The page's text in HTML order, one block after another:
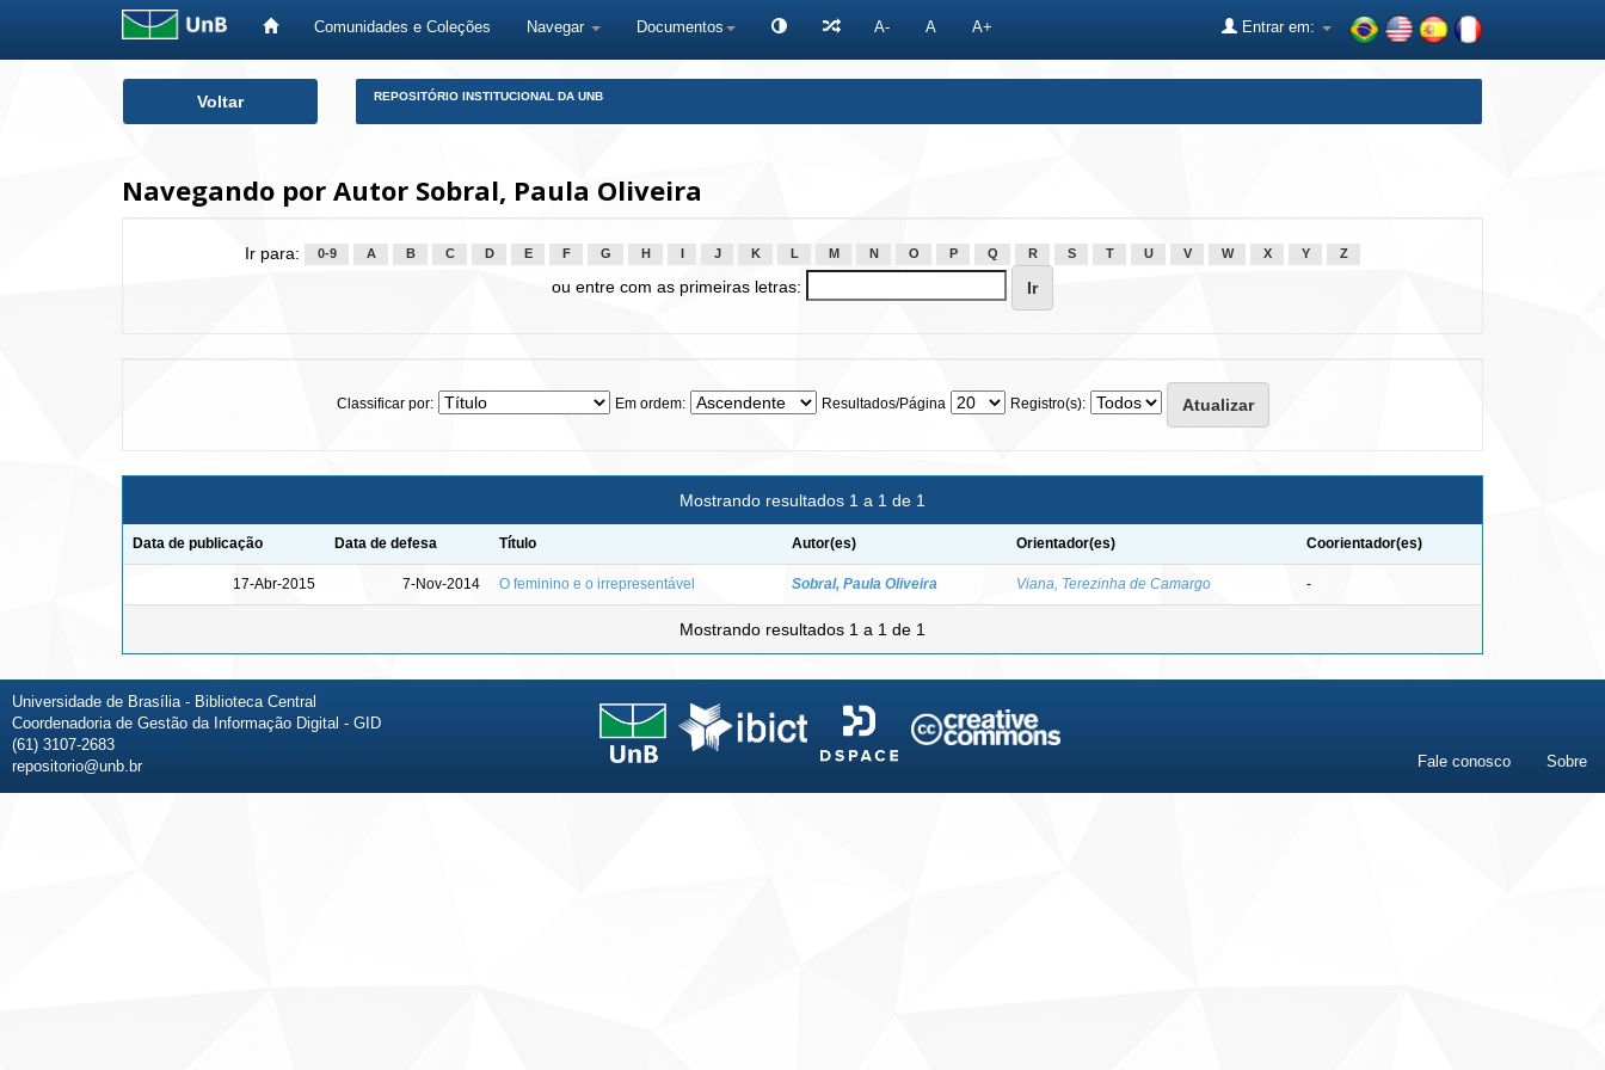
Comunidades e Coleções Navegar Documentos A- A A+ Entrar em:
Voltar REPOSITÓRIO INSTITUCIONAL DA UNB
Navegando por Autor Sobral, Paula Oliveira
Ir para: 0-9 A B C D E F G H J K L M N O P Q R S T U V W X Y Z
ou entre com as primeiras letras:
Classificar por: Em ordem: Resultados/Página Registro(s):
Mostrando resultados 1 a 1 de 1
Data de publicação Data de defesa Título Autor(es) Orientador(es) Coorientador(es)
17-Abr-2015 7-Nov-2014 O feminino e o irrepresentável Sobral, Paula Oliveira Viana, Terezinha de Camargo -
Mostrando resultados 1 a 1 de 1
Universidade de Brasília - Biblioteca Central
Coordenadoria de Gestão da Informação Digital - GID
(61) 3107-2683
repositorio@unb.br
Fale conosco Sobre